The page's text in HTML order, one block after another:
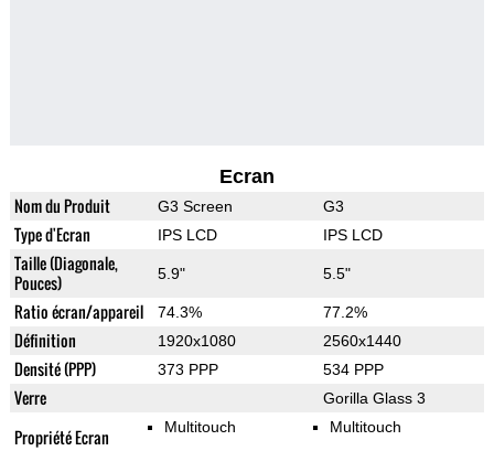
Ecran
Nom du Produit G3 Screen G3
Type d'Ecran IPS LCD IPS LCD
Taille (Diagonale,
Pouces)
5.9" 5.5"
Ratio écran/appareil 74.3% 77.2%
Définition 1920x1080 2560x1440
Densité (PPP) 373 PPP 534 PPP
Verre Gorilla Glass 3
Propriété Ecran Multitouch Multitouch